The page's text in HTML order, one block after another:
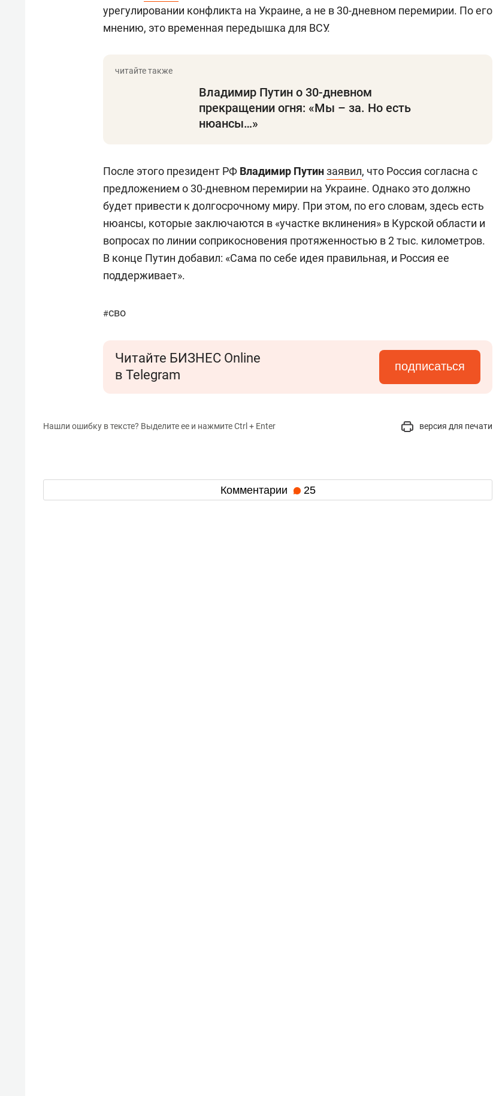
урегулировании конфликта на Украине, а не в 30-дневном перемирии. По его
мнению, это временная передышка для ВСУ.
Владимир Путин о 30-дневном
прекращении огня: «Мы – за. Но есть
нюансы…»
После этого президент РФ Владимир Путинзаявил, что Россия согласна с
предложением о 30-дневном перемирии на Украине. Однако это должно
будет привести к долгосрочному миру. При этом, по его словам, здесь есть
нюансы, которые заключаются в «участке вклинения» в Курской области и
вопросах по линии соприкосновения протяженностью в 2 тыс. километров.
В конце Путин добавил: «Сама по себе идея правильная, и Россия ее
поддерживает».
#сво
Читайте БИЗНЕС Online
в Telegram
подписаться
Нашли ошибку в тексте? Выделите ее и нажмите Ctrl + Enter версия для печати
Комментарии 25